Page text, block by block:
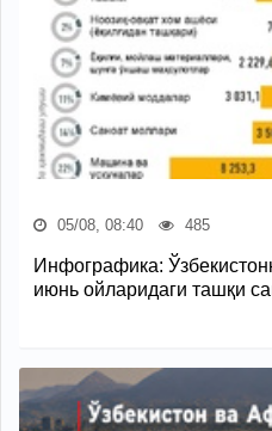
05/08, 08:40 485
Инфографика:
июнь ойларидаги ташқи